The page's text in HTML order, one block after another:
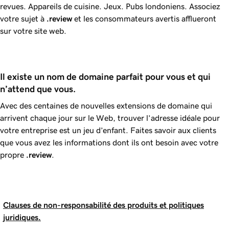
revues. Appareils de cuisine. Jeux. Pubs londoniens. Associez
votre sujet à .reviewet les consommateurs avertis afflueront
sur votre site web.
Il existe un nom de domaine parfait pour vous et qui
n’attend que vous.
Avec des centaines de nouvelles extensions de domaine qui
arrivent chaque jour sur le Web, trouver l’adresse idéale pour
votre entreprise est un jeu d’enfant. Faites savoir aux clients
que vous avez les informations dont ils ont besoin avec votre
propre .review.
Clauses de non-responsabilité des produits et politiques
juridiques.